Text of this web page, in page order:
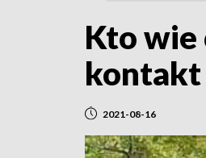
Kto wie
kontakt
2021-08-16